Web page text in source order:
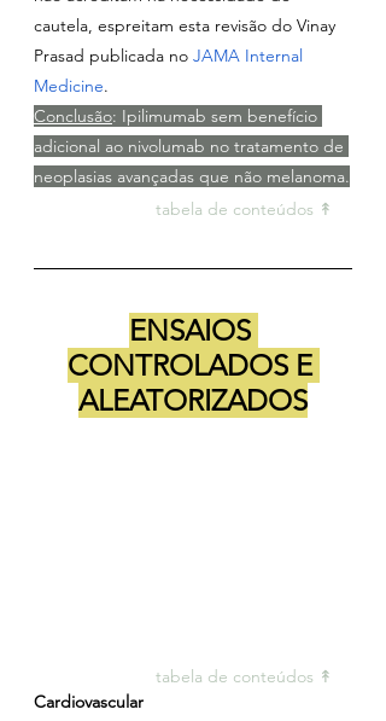
cautela, espreitam esta revisão do Vinay
Prasad publicada no JAMA Internal
Medicine.
Conclusão: Ipilimumab sem benefício
adicional ao nivolumab no tratamento de
neoplasias avançadas que não melanoma.
tabela de conteúdos ↟
ENSAIOS
CONTROLADOS E
ALEATORIZADOS
tabela de conteúdos ↟
Cardiovascular